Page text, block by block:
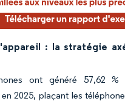
: la stratégie
ont généré 57,62
2025, plaçant les